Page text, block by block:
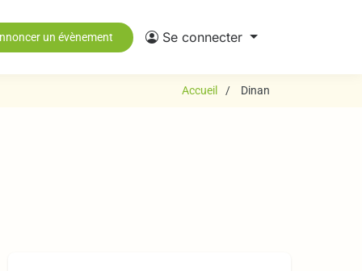
un évènement Se connecter
Accueil Dinan